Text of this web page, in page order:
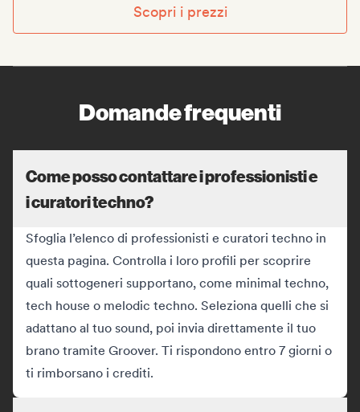
Scopri i prezzi
Domande frequenti
Come posso contattare i professionisti e
i curatori techno?
Sfoglia l’elenco di professionisti e curatori techno in
questa pagina. Controlla i loro profili per scoprire
quali sottogeneri supportano, come minimal techno,
tech house o melodic techno. Seleziona quelli che si
adattano al tuo sound, poi invia direttamente il tuo
brano tramite Groover. Ti rispondono entro 7 giorni o
ti rimborsano i crediti.